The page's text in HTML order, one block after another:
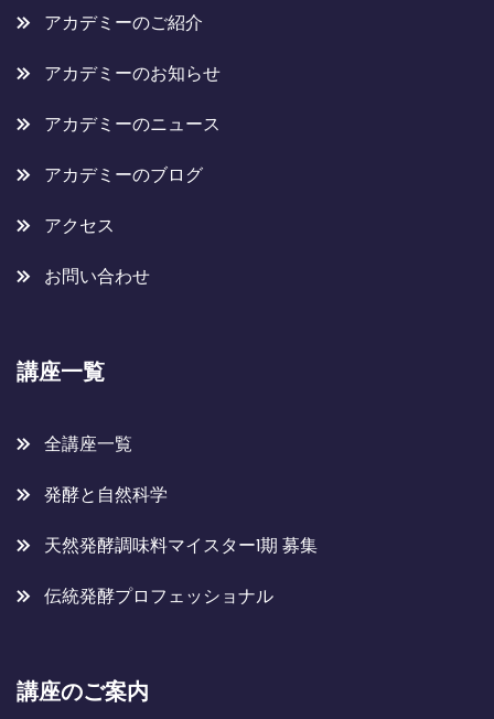
アカデミーのご紹介
アカデミーのお知らせ
アカデミーのニュース
アカデミーのブログ
アクセス
お問い合わせ
講座一覧
全講座一覧
発酵と自然科学
天然発酵調味料マイスター1期 募集
伝統発酵プロフェッショナル
講座のご案内